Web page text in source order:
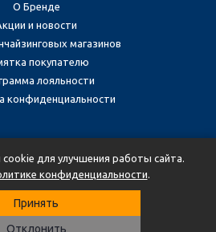
О Бренде
и новости
магазинов
покупателю
лояльности
конфиденциальности
к нам в социальных сетях:
© Martin Bester.
для улучшения работы сайта.
конфиденциальности.
Принять
Отклонить